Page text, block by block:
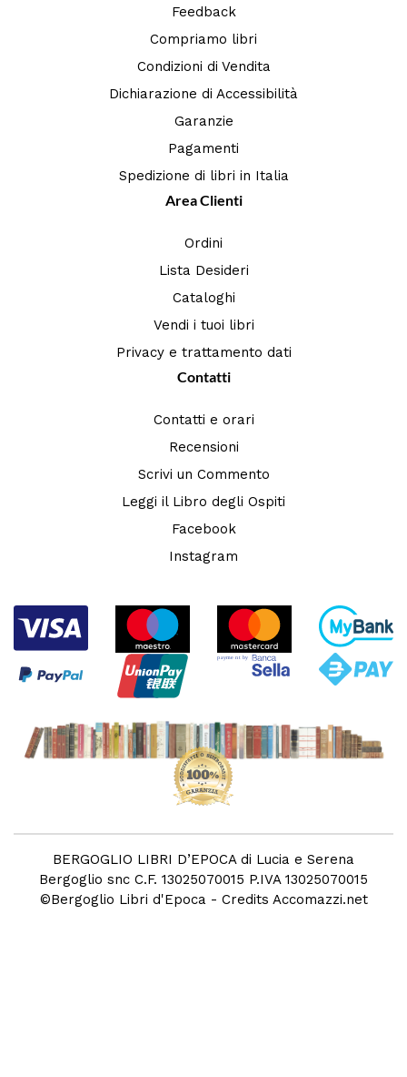
Feedback
Compriamo libri
Condizioni di Vendita
Dichiarazione di Accessibilità
Garanzie
Pagamenti
Spedizione di libri in Italia
Area Clienti
Ordini
Lista Desideri
Cataloghi
Vendi i tuoi libri
Privacy e trattamento dati
Contatti
Contatti e orari
Recensioni
Scrivi un Commento
Leggi il Libro degli Ospiti
Facebook
Instagram
BERGOGLIO LIBRI D’EPOCA di Lucia e Serena
Bergoglio snc C.F. 13025070015 P.IVA 13025070015
©Bergoglio Libri d'Epoca - Credits Accomazzi.net